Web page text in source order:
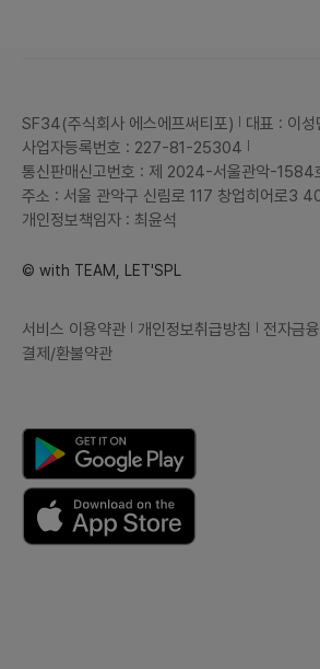
SF34(주식회사 에스에프써티포)
대표 : 이성
사업자등록번호 : 227-81-25304
통신판매신고번호 : 제 2024-서울관악-1584
주소 : 서울 관악구 신림로 117 창업히어로3
개인정보책임자 : 최윤석
© with TEAM, LET'SPL
서비스 이용약관 개인정보취급방침
전자금
결제/환불약관